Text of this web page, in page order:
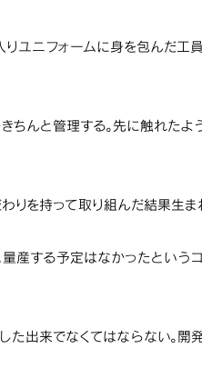
ユニフォームに身を包んだ工
ちんと管理する。先に触れたよ
りを持って取り組んだ結果生ま
産する予定はなかったという
出来でなくてはならない。開